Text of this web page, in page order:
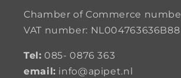
Chamber of Commerce
VAT number: NL004763636B88
Tel: 085- 0876 363
email: info@apipet.nl